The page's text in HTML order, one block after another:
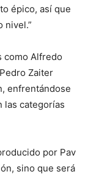
épico, así que
nivel.”
como Alfredo
Zaiter
enfrentándose
las categorías
por Pav
sino que será